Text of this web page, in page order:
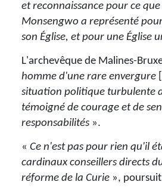
et reconnaissance pour ce
Monsengwo a représenté
son Église, et pour une Église
L'archevêque de Malines-
homme d'une rare envergure
situation politique turbulente
témoigné de courage et de
responsabilités ».
« Ce n'est pas pour rien qu'il
cardinaux conseillers directs
réforme de la Curie »,